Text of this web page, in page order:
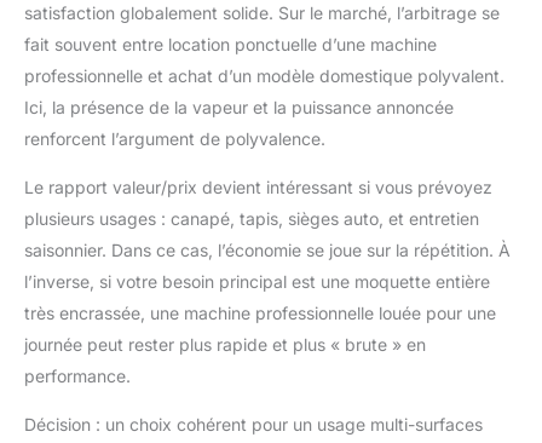
satisfaction globalement solide. Sur le marché, l’arbitrage se
fait souvent entre location ponctuelle d’une machine
professionnelle et achat d’un modèle domestique polyvalent.
Ici, la présence de la vapeur et la puissance annoncée
renforcent l’argument de polyvalence.
Le rapport valeur/prix devient intéressant si vous prévoyez
plusieurs usages : canapé, tapis, sièges auto, et entretien
saisonnier. Dans ce cas, l’économie se joue sur la répétition. À
l’inverse, si votre besoin principal est une moquette entière
très encrassée, une machine professionnelle louée pour une
journée peut rester plus rapide et plus « brute » en
performance.
Décision : un choix cohérent pour un usage multi-surfaces